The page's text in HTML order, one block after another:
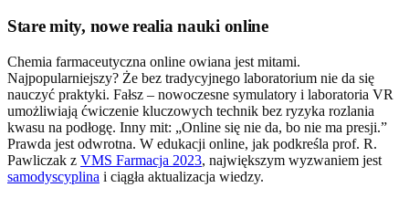
Stare mity, nowe realia nauki online
Chemia farmaceutyczna online owiana jest mitami.
Najpopularniejszy? Że bez tradycyjnego laboratorium nie da się
nauczyć praktyki. Fałsz – nowoczesne symulatory i laboratoria VR
umożliwiają ćwiczenie kluczowych technik bez ryzyka rozlania
kwasu na podłogę. Inny mit: „Online się nie da, bo nie ma presji.”
Prawda jest odwrotna. W edukacji online, jak podkreśla prof. R.
Pawliczak z VMS Farmacja 2023, największym wyzwaniem jest
samodyscyplina i ciągła aktualizacja wiedzy.